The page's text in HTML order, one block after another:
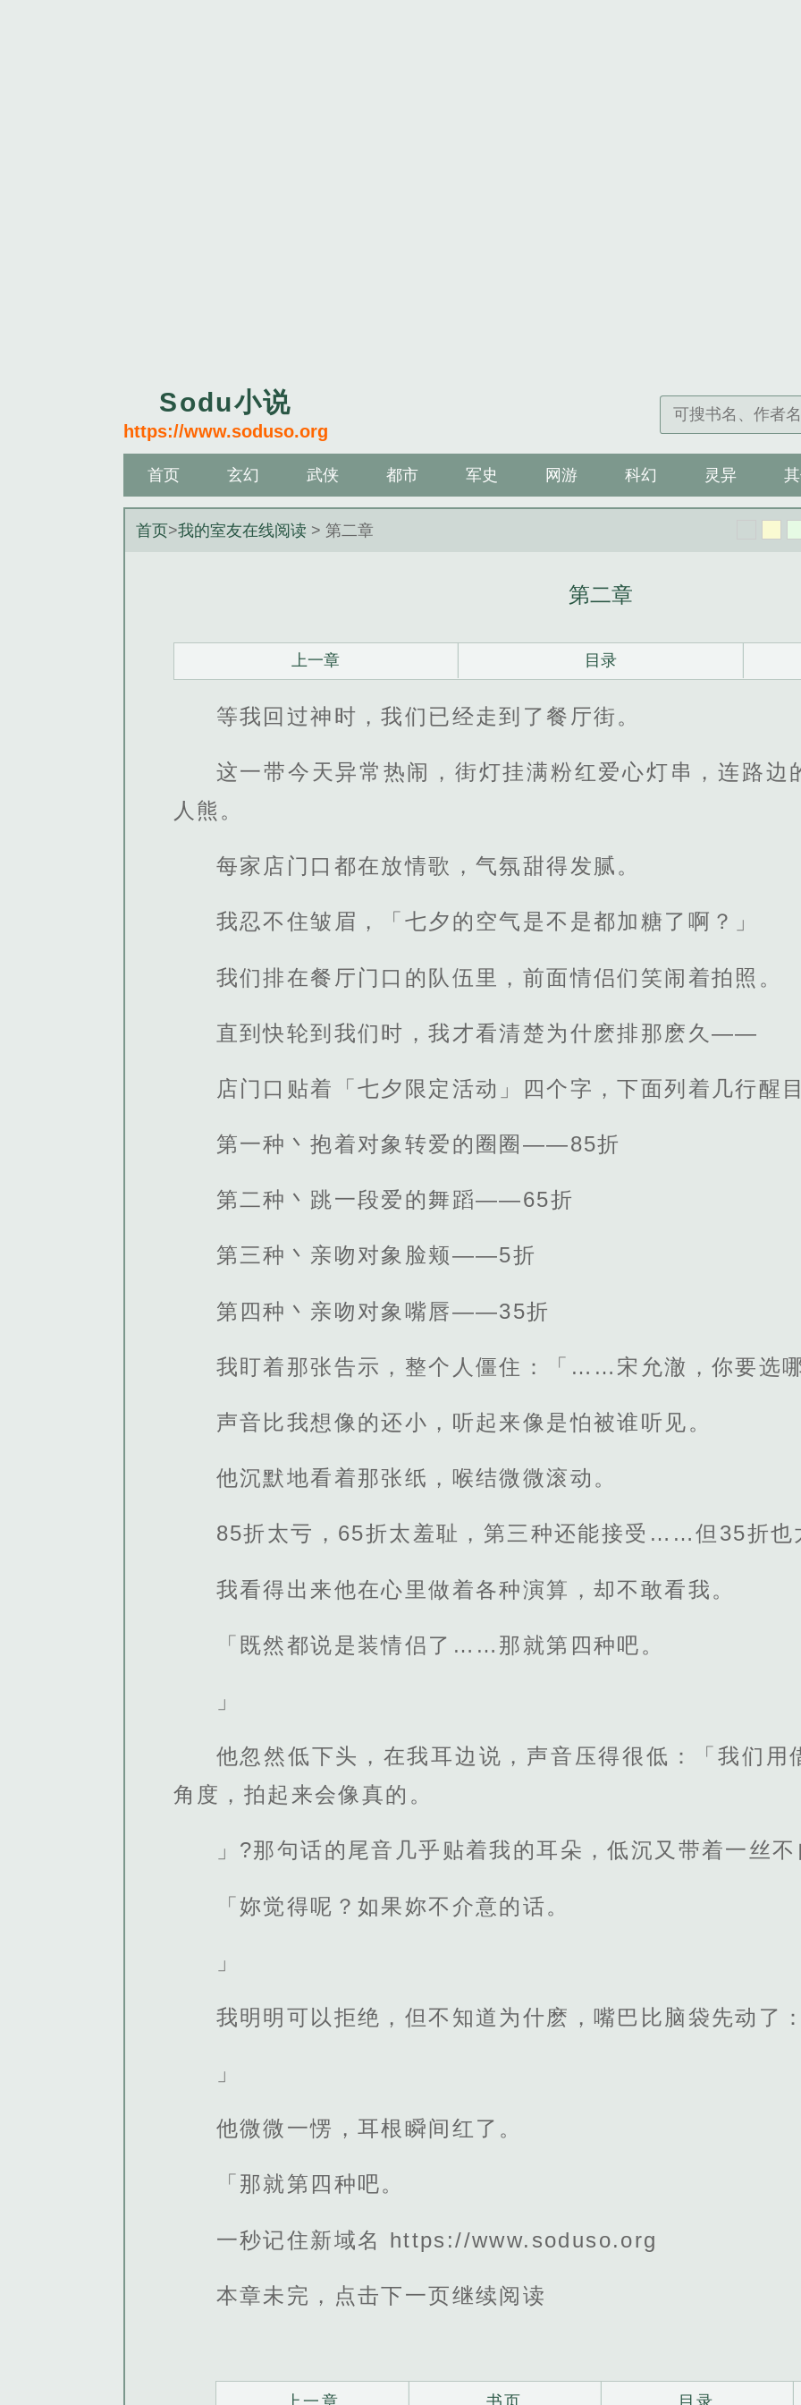
Sodu小说
https://www.soduso.org
首页 玄幻 武侠 都市 军史 网游 科幻 灵异
首页>我的室友在线阅读 > 第二章
第二章
上一章 目录
等我回过神时，我们已经走到了餐厅街。
这一带今天异常热闹，街灯挂满粉红爱心灯串，连路边
人熊。
每家店门口都在放情歌，气氛甜得发腻。
我忍不住皱眉，「七夕的空气是不是都加糖了啊？」
我们排在餐厅门口的队伍里，前面情侣们笑闹着拍照。
直到快轮到我们时，我才看清楚为什麽排那麽久——
店门口贴着「七夕限定活动」四个字，下面列着几行醒
第一种丶抱着对象转爱的圈圈——85折
第二种丶跳一段爱的舞蹈——65折
第三种丶亲吻对象脸颊——5折
第四种丶亲吻对象嘴唇——35折
我盯着那张告示，整个人僵住：「……宋允澈，你要选哪
声音比我想像的还小，听起来像是怕被谁听见。
他沉默地看着那张纸，喉结微微滚动。
85折太亏，65折太羞耻，第三种还能接受……但35折也
我看得出来他在心里做着各种演算，却不敢看我。
「既然都说是装情侣了……那就第四种吧。
」
他忽然低下头，在我耳边说，声音压得很低：「我们用
角度，拍起来会像真的。
」?那句话的尾音几乎贴着我的耳朵，低沉又带着一丝不
「妳觉得呢？如果妳不介意的话。
」
我明明可以拒绝，但不知道为什麽，嘴巴比脑袋先动了
」
他微微一愣，耳根瞬间红了。
「那就第四种吧。
一秒记住新域名 https://www.soduso.org
本章未完，点击下一页继续阅读